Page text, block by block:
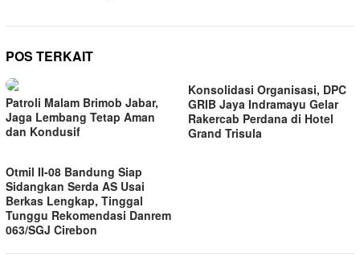
POS TERKAIT
Patroli Malam Brimob Jabar,
Jaga Lembang Tetap Aman
dan Kondusif
Konsolidasi Organisasi, DPC
GRIB Jaya Indramayu Gelar
Rakercab Perdana di Hotel
Grand Trisula
Otmil II-08 Bandung Siap
Sidangkan Serda AS Usai
Berkas Lengkap, Tinggal
Tunggu Rekomendasi Danrem
063/SGJ Cirebon